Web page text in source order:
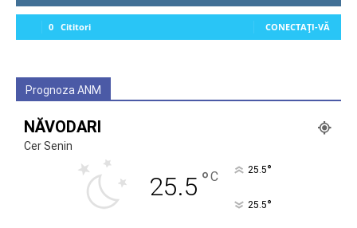
0 Cititori CONECTAȚI-VĂ
Prognoza ANM
NĂVODARI
Cer Senin
25.5 °C 25.5°
25.5°